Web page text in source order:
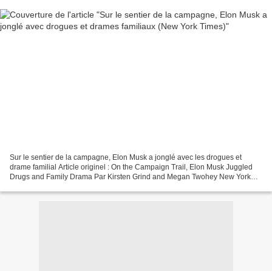
Sur le sentier de la campagne, Elon Musk a jonglé avec les drogues et
drame familial Article originel : On the Campaign Trail, Elon Musk Juggled
Drugs and Family Drama Par Kirsten Grind and Megan Twohey New York